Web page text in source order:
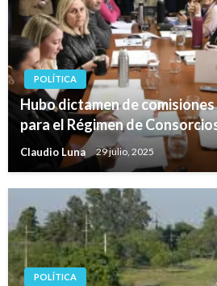
POLÍTICA
Hubo dictamen de
para el Régimen de
Claudio Luna 29 julio, 2025
POLÍTICA